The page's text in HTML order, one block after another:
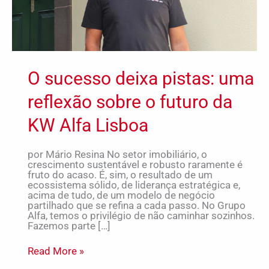
O sucesso deixa pistas: uma
reflexão sobre o futuro da
KW Alfa Lisboa
por Mário Resina No setor imobiliário, o
crescimento sustentável e robusto raramente é
fruto do acaso. É, sim, o resultado de um
ecossistema sólido, de liderança estratégica e,
acima de tudo, de um modelo de negócio
partilhado que se refina a cada passo. No Grupo
Alfa, temos o privilégio de não caminhar sozinhos.
Fazemos parte […]
Alfa
Lisboa
Read More »